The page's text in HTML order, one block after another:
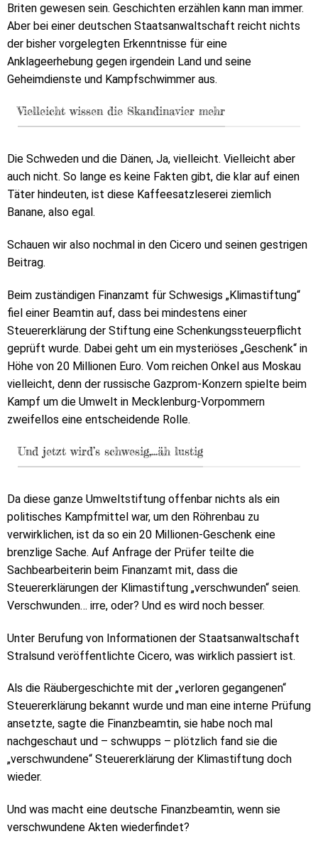
Briten gewesen sein. Geschichten erzählen kann man immer.
Aber bei einer deutschen Staatsanwaltschaft reicht nichts
der bisher vorgelegten Erkenntnisse für eine
Anklageerhebung gegen irgendein Land und seine
Geheimdienste und Kampfschwimmer aus.
Vielleicht wissen die Skandinavier mehr
Die Schweden und die Dänen, Ja, vielleicht. Vielleicht aber
auch nicht. So lange es keine Fakten gibt, die klar auf einen
Täter hindeuten, ist diese Kaffeesatzleserei ziemlich
Banane, also egal.
Schauen wir also nochmal in den Cicero und seinen gestrigen
Beitrag.
Beim zuständigen Finanzamt für Schwesigs „Klimastiftung“
fiel einer Beamtin auf, dass bei mindestens einer
Steuererklärung der Stiftung eine Schenkungssteuerpflicht
geprüft wurde. Dabei geht um ein mysteriöses „Geschenk“ in
Höhe von 20 Millionen Euro. Vom reichen Onkel aus Moskau
vielleicht, denn der russische Gazprom-Konzern spielte beim
Kampf um die Umwelt in Mecklenburg-Vorpommern
zweifellos eine entscheidende Rolle.
Und jetzt wird’s schwesig,…äh lustig
Da diese ganze Umweltstiftung offenbar nichts als ein
politisches Kampfmittel war, um den Röhrenbau zu
verwirklichen, ist da so ein 20 Millionen-Geschenk eine
brenzlige Sache. Auf Anfrage der Prüfer teilte die
Sachbearbeiterin beim Finanzamt mit, dass die
Steuererklärungen der Klimastiftung „verschwunden“ seien.
Verschwunden… irre, oder? Und es wird noch besser.
Unter Berufung von Informationen der Staatsanwaltschaft
Stralsund veröffentlichte Cicero, was wirklich passiert ist.
Als die Räubergeschichte mit der „verloren gegangenen“
Steuererklärung bekannt wurde und man eine interne Prüfung
ansetzte, sagte die Finanzbeamtin, sie habe noch mal
nachgeschaut und – schwupps – plötzlich fand sie die
„verschwundene“ Steuererklärung der Klimastiftung doch
wieder.
Und was macht eine deutsche Finanzbeamtin, wenn sie
verschwundene Akten wiederfindet?